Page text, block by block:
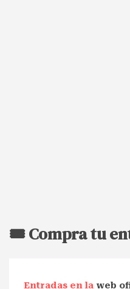
🎟️ Compra tu
Entradas en la web